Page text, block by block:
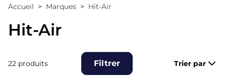
Accueil Marques Hit-Air
Hit-Air
22 produits Filtrer Trier par